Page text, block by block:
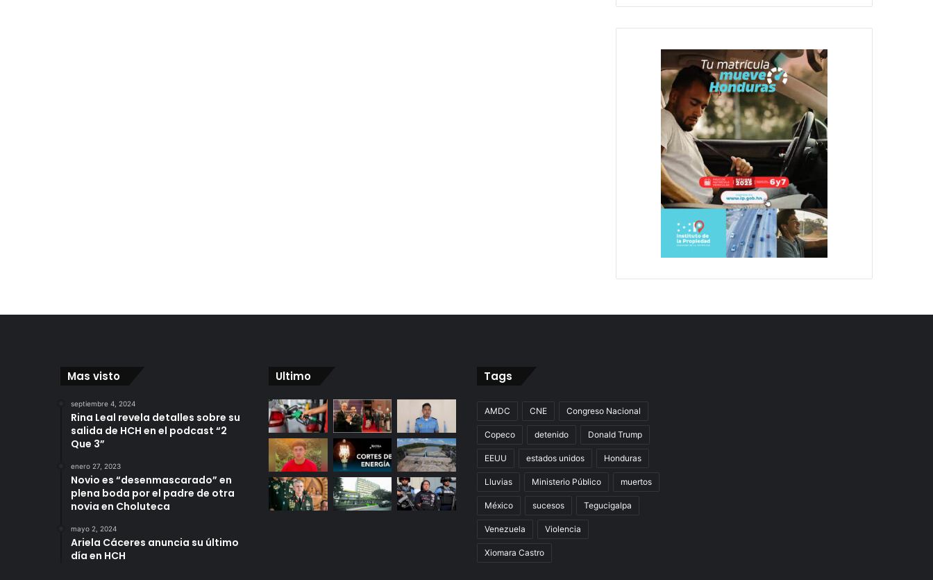
Mas visto
septiembre 4, 2024
Rina Leal revela detalles sobre su
salida de HCH en el podcast “2
Que 3”
enero 27, 2023
Novio es “desenmascarado” en
plena boda por el padre de otra
novia en Choluteca
mayo 2, 2024
Ariela Cáceres anuncia su último
día en HCH
Ultimo Tags
AMDC CNE Congreso Nacional
Copeco detenido Donald Trump
EEUU estados unidos Honduras
Lluvias Ministerio Público muertos
México sucesos Tegucigalpa
Venezuela Violencia
Xiomara Castro